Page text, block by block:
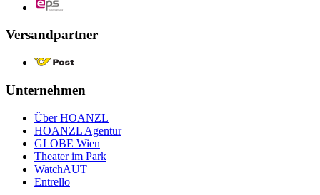
Versandpartner
Unternehmen
Über HOANZL
HOANZL Agentur
GLOBE Wien
Theater im Park
WatchAUT
Entrello